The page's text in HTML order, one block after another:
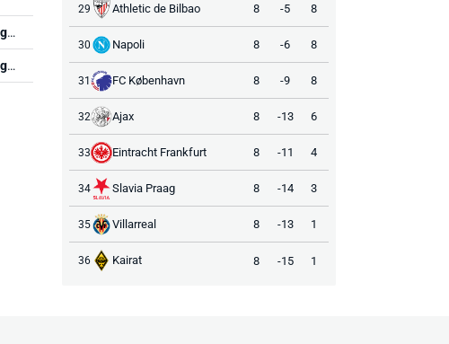
Club Brugge
Club Brugge
29 Athletic de Bilbao 8 -5 8
30 Napoli 8 -6 8
31 FC København 8 -9 8
32 Ajax 8 -13 6
33 Eintracht Frankfurt 8 -11 4
34 Slavia Praag 8 -14 3
35 Villarreal 8 -13 1
36 Kairat 8 -15 1